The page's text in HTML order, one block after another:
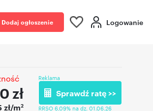
Dodaj ogłoszenie Logowanie
zł
m2
Reklama
Sprawdź ratę >>
RRSO 6,09% na dz. 01.06.26